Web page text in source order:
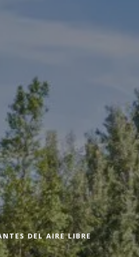
DEL AIRE LIBRE